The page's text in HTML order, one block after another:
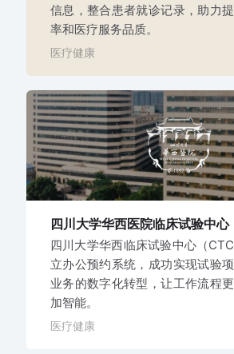
信息，整合患者就诊记录，助力
率和医疗服务品质。
医疗健康
四川大学华西医院临床试验中心
四川大学华西临床试验中心（
立办公预约系统，成功实现试验
业务的数字化转型，让工作流程
加智能。
医疗健康